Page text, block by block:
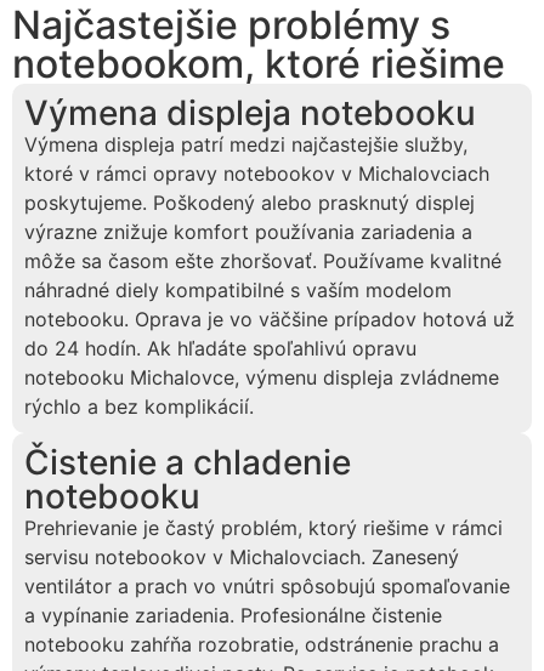
Najčastejšie problémy s
notebookom, ktoré riešime
Výmena displeja notebooku
Výmena displeja patrí medzi najčastejšie služby,
ktoré v rámci opravy notebookov v Michalovciach
poskytujeme. Poškodený alebo prasknutý displej
výrazne znižuje komfort používania zariadenia a
môže sa časom ešte zhoršovať. Používame kvalitné
náhradné diely kompatibilné s vaším modelom
notebooku. Oprava je vo väčšine prípadov hotová už
do 24 hodín. Ak hľadáte spoľahlivú opravu
notebooku Michalovce, výmenu displeja zvládneme
rýchlo a bez komplikácií.
Čistenie a chladenie
notebooku
Prehrievanie je častý problém, ktorý riešime v rámci
servisu notebookov v Michalovciach. Zanesený
ventilátor a prach vo vnútri spôsobujú spomaľovanie
a vypínanie zariadenia. Profesionálne čistenie
notebooku zahŕňa rozobratie, odstránenie prachu a